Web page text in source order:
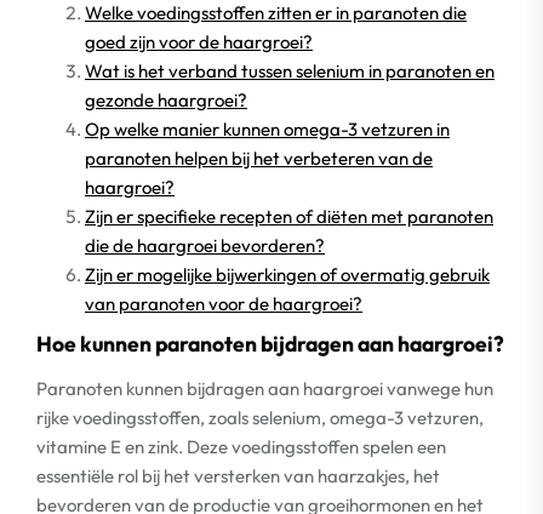
Welke voedingsstoffen zitten er in paranoten die
goed zijn voor de haargroei?
Wat is het verband tussen selenium in paranoten en
gezonde haargroei?
Op welke manier kunnen omega-3 vetzuren in
paranoten helpen bij het verbeteren van de
haargroei?
Zijn er specifieke recepten of diëten met paranoten
die de haargroei bevorderen?
Zijn er mogelijke bijwerkingen of overmatig gebruik
van paranoten voor de haargroei?
Hoe kunnen paranoten bijdragen aan haargroei?
Paranoten kunnen bijdragen aan haargroei vanwege hun
rijke voedingsstoffen, zoals selenium, omega-3 vetzuren,
vitamine E en zink. Deze voedingsstoffen spelen een
essentiële rol bij het versterken van haarzakjes, het
bevorderen van de productie van groeihormonen en het